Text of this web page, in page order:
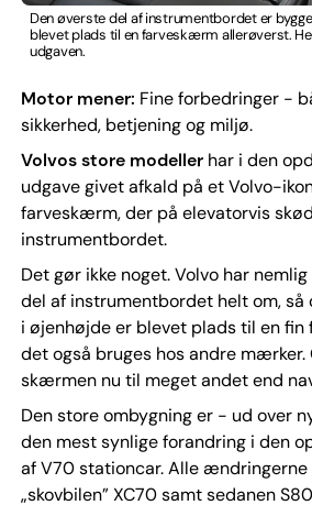
Den øverste del af instrumentbordet er
blevet plads til en farveskærm allerøverst.
udgaven.
Motor mener: Fine forbedringer -
sikkerhed, betjening og miljø.
Volvos store modellerhar i den
udgave givet afkald på et Volvo-
farveskærm, der på elevatorvis
instrumentbordet.
Det gør ikke noget. Volvo har
del af instrumentbordet helt om,
i øjenhøjde er blevet plads til en
det også bruges hos andre
skærmen nu til meget andet end
Den store ombygning er - ud over
den mest synlige forandring i den
af V70 stationcar. Alle
„skovbilen” XC70 samt sedanen